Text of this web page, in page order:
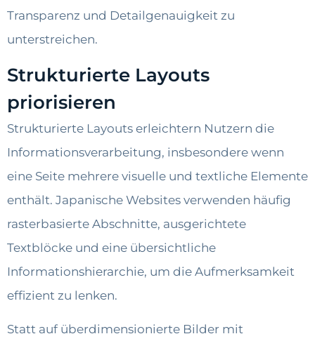
Transparenz und Detailgenauigkeit zu
unterstreichen.
Strukturierte Layouts
priorisieren
Strukturierte Layouts erleichtern Nutzern die
Informationsverarbeitung, insbesondere wenn
eine Seite mehrere visuelle und textliche Elemente
enthält. Japanische Websites verwenden häufig
rasterbasierte Abschnitte, ausgerichtete
Textblöcke und eine übersichtliche
Informationshierarchie, um die Aufmerksamkeit
effizient zu lenken.
Statt auf überdimensionierte Bilder mit